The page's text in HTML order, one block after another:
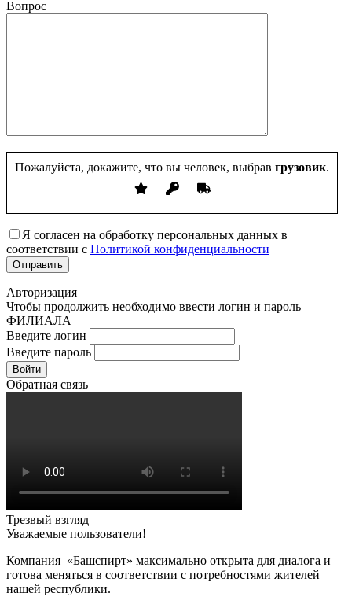
Вопрос
Пожалуйста, докажите, что вы человек, выбрав грузовик.
Я согласен на обработку персональных данных в
соответствии с Политикой конфиденциальности
Авторизация
Чтобы продолжить необходимо ввести логин и пароль
ФИЛИАЛА
Введите логин
Введите пароль
Войти
Обратная связь
Трезвый взгляд
Уважаемые пользователи!
Компания «Башспирт» максимально открыта для диалога и
готова меняться в соответствии с потребностями жителей
нашей республики.